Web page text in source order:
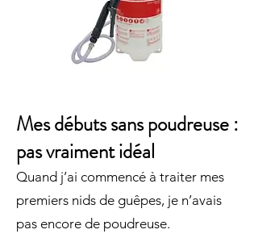
Mes débuts sans poudreuse :
pas vraiment idéal
Quand j’ai commencé à traiter mes
premiers nids de guêpes, je n’avais
pas encore de poudreuse.